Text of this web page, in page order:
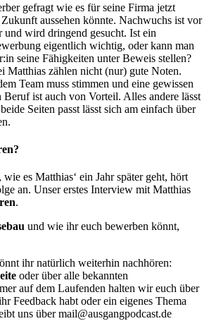
gefragt wie es für seine Firma jetzt
aussehen könnte. Nachwuchs ist vor
wird dringend gesucht. Ist ein
eigentlich wichtig, oder kann man
seine Fähigkeiten unter Beweis stellen?
Matthias zählen nicht (nur) gute Noten.
Team muss stimmen und eine gewissen
ist auch von Vorteil. Alles andere lässt
Seiten passt lässt sich am einfach über
es Matthias‘ ein Jahr später geht, hört
an. Unser erstes Interview mit Matthias
.
und wie ihr euch bewerben könnt,
ihr natürlich weiterhin nachhören:
oder über alle bekannten
auf dem Laufenden halten wir euch über
Feedback habt oder ein eigenes Thema
uns über mail@ausgangpodcast.de